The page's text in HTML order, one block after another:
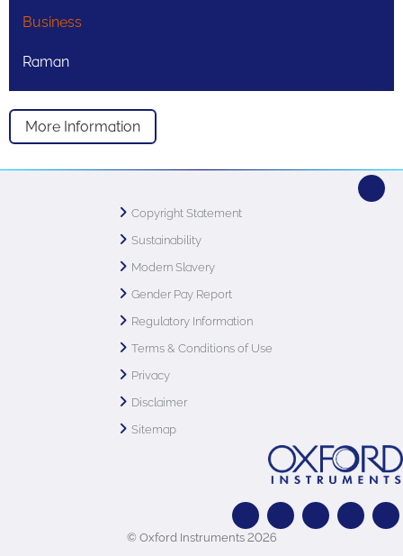
Business
Raman
More Information
Copyright Statement
Sustainability
Modern Slavery
Gender Pay Report
Regulatory Information
Terms & Conditions of Use
Privacy
Disclaimer
Sitemap
© Oxford Instruments 2026